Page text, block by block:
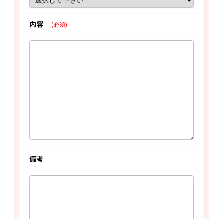
内容 (必須)
備考